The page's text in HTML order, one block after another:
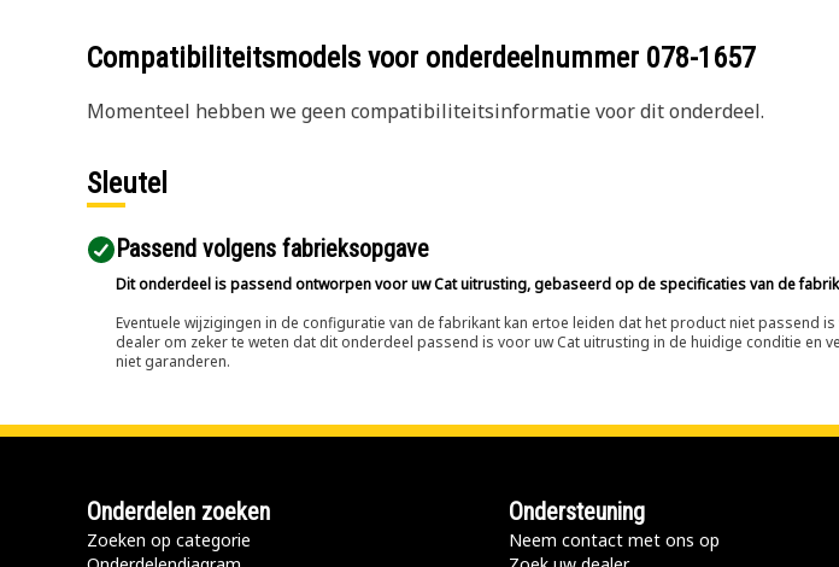
Compatibiliteitsmodels voor onderdeelnummer 078-1657
Momenteel hebben we geen compatibiliteitsinformatie voor dit onderdeel.
Sleutel
Passend volgens fabrieksopgave
Dit onderdeel is passend ontworpen voor uw Cat uitrusting, gebaseerd op de specificaties van de
Eventuele wijzigingen in de configuratie van de fabrikant kan ertoe leiden dat het product niet passend
dealer om zeker te weten dat dit onderdeel passend is voor uw Cat uitrusting in de huidige conditie
niet garanderen.
Onderdelen zoeken
Zoeken op categorie
Ondersteuning
Neem contact met ons op